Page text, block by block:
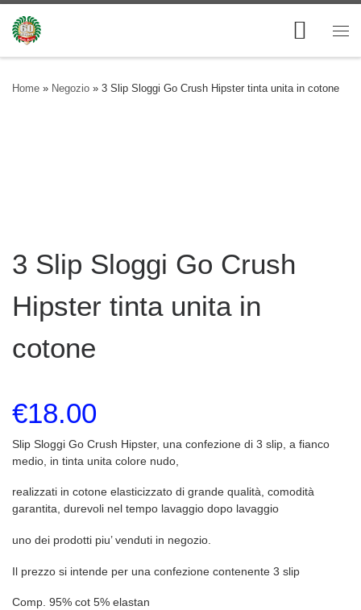
Skip to content
Home » Negozio » 3 Slip Sloggi Go Crush Hipster tinta unita in cotone
3 Slip Sloggi Go Crush
Hipster tinta unita in
cotone
€18.00
Slip Sloggi Go Crush Hipster, una confezione di 3 slip, a fianco
medio, in tinta unita colore nudo,
realizzati in cotone elasticizzato di grande qualità, comodità
garantita, durevoli nel tempo lavaggio dopo lavaggio
uno dei prodotti piu’ venduti in negozio.
Il prezzo si intende per una confezione contenente 3 slip
Comp. 95% cot 5% elastan